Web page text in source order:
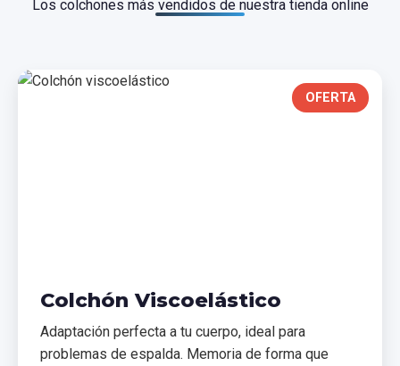
Los colchones más vendidos de nuestra tienda online
OFERTA
Colchón Viscoelástico
Adaptación perfecta a tu cuerpo, ideal para
problemas de espalda. Memoria de forma que